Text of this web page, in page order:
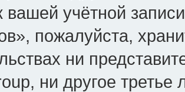
вашей учётной
пожалуйста,
ни
ни другое